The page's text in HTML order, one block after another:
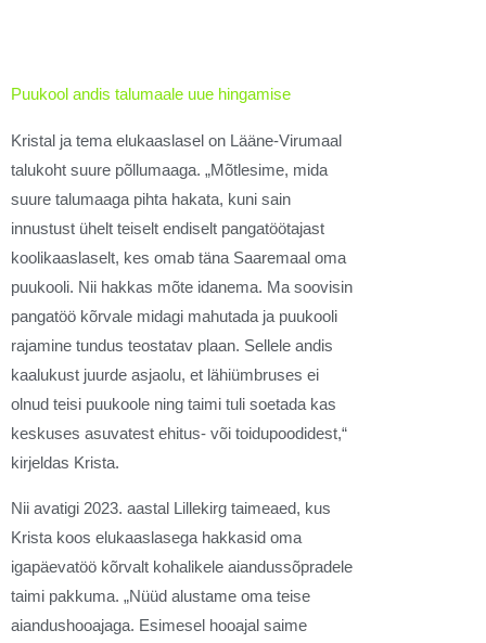
Puukool andis talumaale uue hingamise
Kristal ja tema elukaaslasel on Lääne-Virumaal
talukoht suure põllumaaga. „Mõtlesime, mida
suure talumaaga pihta hakata, kuni sain
innustust ühelt teiselt endiselt pangatöötajast
koolikaaslaselt, kes omab täna Saaremaal oma
puukooli. Nii hakkas mõte idanema. Ma soovisin
pangatöö kõrvale midagi mahutada ja puukooli
rajamine tundus teostatav plaan. Sellele andis
kaalukust juurde asjaolu, et lähiümbruses ei
olnud teisi puukoole ning taimi tuli soetada kas
keskuses asuvatest ehitus- või toidupoodidest,“
kirjeldas Krista.
Nii avatigi 2023. aastal Lillekirg taimeaed, kus
Krista koos elukaaslasega hakkasid oma
igapäevatöö kõrvalt kohalikele aiandussõpradele
taimi pakkuma. „Nüüd alustame oma teise
aiandushooajaga. Esimesel hooajal saime